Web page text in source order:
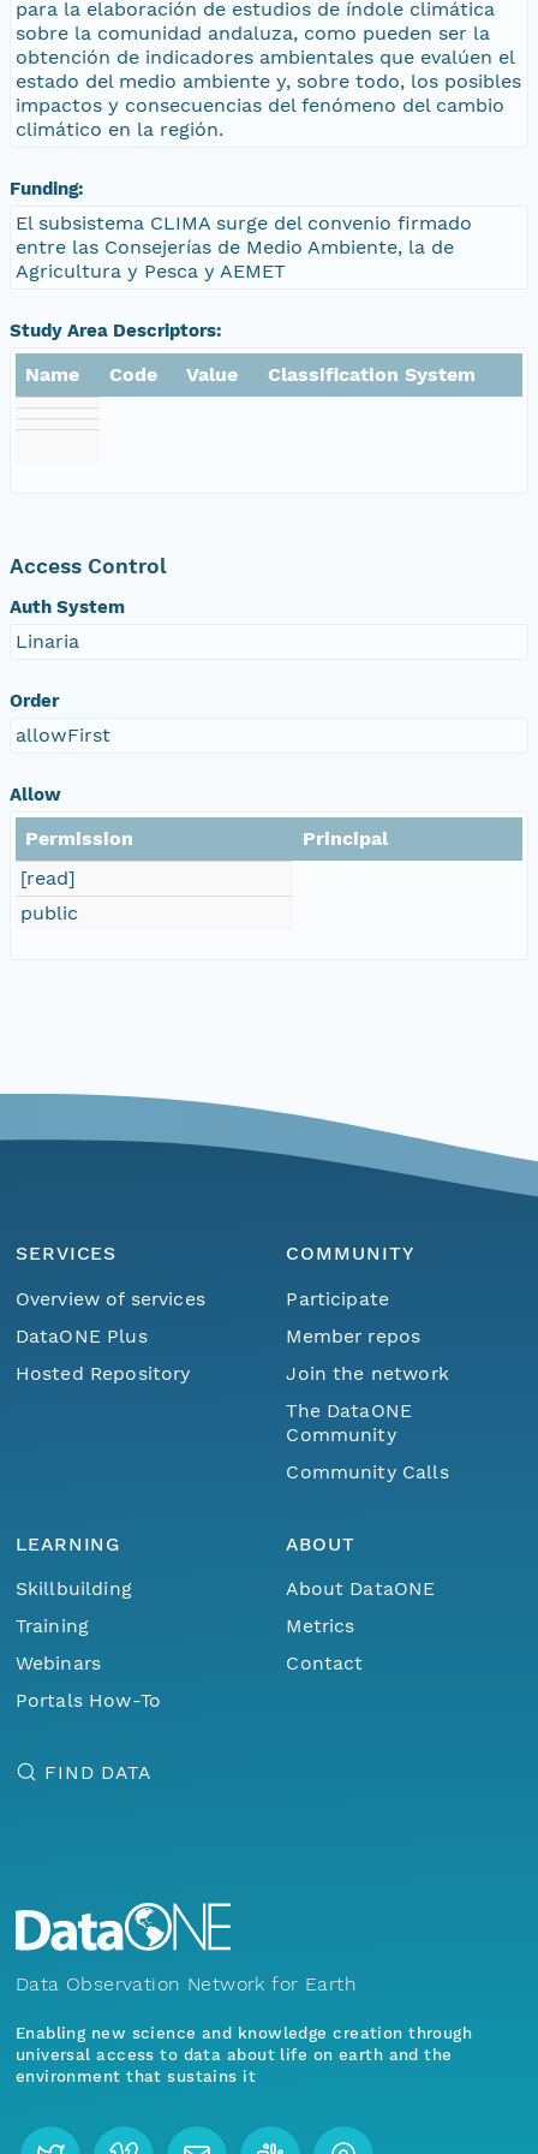
para la elaboración de estudios de índole climática
sobre la comunidad andaluza, como pueden ser la
obtención de indicadores ambientales que evalúen el
estado del medio ambiente y, sobre todo, los posibles
impactos y consecuencias del fenómeno del cambio
climático en la región.
Funding:
El subsistema CLIMA surge del convenio firmado
entre las Consejerías de Medio Ambiente, la de
Agricultura y Pesca y AEMET
Study Area Descriptors:
Name Code Value Classification System
Access Control
Auth System
Linaria
Order
allowFirst
Allow
Permission
Principal
[read]
public
SERVICES
Overview of services
DataONE Plus
Hosted Repository
COMMUNITY
Participate
Member repos
Join the network
The DataONE
Community
Community Calls
LEARNING
Skillbuilding
Training
Webinars
Portals How-To
ABOUT
About DataONE
Metrics
Contact
FIND DATA
Data Observation Network for Earth
Enabling new science and knowledge creation through
universal access to data about life on earth and the
environment that sustains it